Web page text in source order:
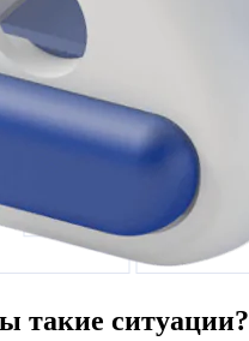
такие ситуации?